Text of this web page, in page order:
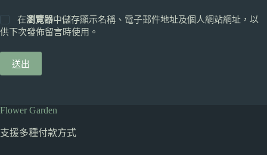
在瀏覽器中儲存顯示名稱、電子郵件地址及個人網站網址，以
供下次發佈留言時使用。
送出
Flower Garden
支援多種付款方式